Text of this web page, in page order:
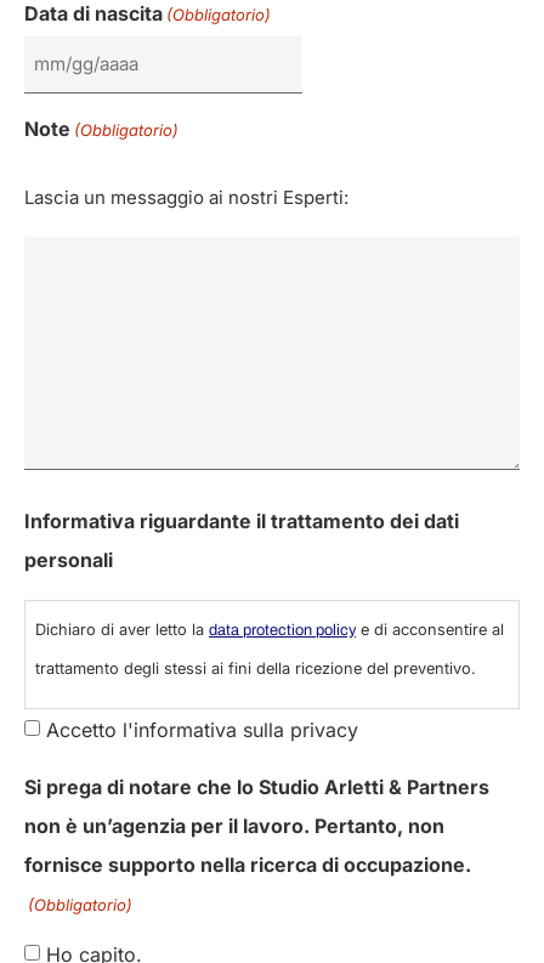
Data di nascita (Obbligatorio)
Note (Obbligatorio)
Lascia un messaggio ai nostri Esperti:
Informativa riguardante il trattamento dei dati
personali
Dichiaro di aver letto la data protection policye di acconsentire al
trattamento degli stessi ai fini della ricezione del preventivo.
Accetto l'informativa sulla privacy
Si prega di notare che lo Studio Arletti & Partners
non è un’agenzia per il lavoro. Pertanto, non
fornisce supporto nella ricerca di occupazione.
(Obbligatorio)
Ho capito.